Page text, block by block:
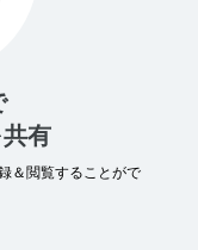
有
＆閲覧することがで